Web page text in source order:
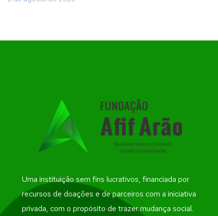
Uma instituição sem fins lucrativos, financiada por
recursos de doações e de parceiros com a iniciativa
privada, com o propósito de trazer mudança social.